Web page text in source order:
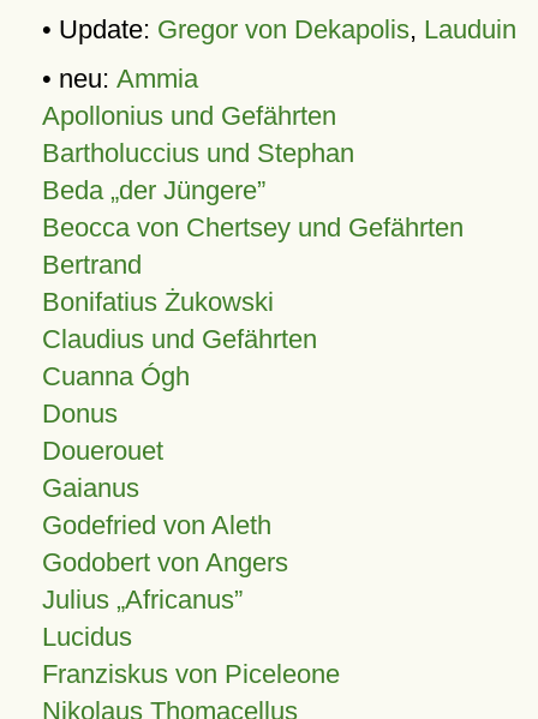
• Update: Gregor von Dekapolis, Lauduin
• neu: Ammia
Apollonius und Gefährten
Bartholuccius und Stephan
Beda „der Jüngere”
Beocca von Chertsey und Gefährten
Bertrand
Bonifatius Żukowski
Claudius und Gefährten
Cuanna Ógh
Donus
Douerouet
Gaianus
Godefried von Aleth
Godobert von Angers
Julius Africanus
Lucidus
Franziskus von Piceleone
Nikolaus Thomacellus